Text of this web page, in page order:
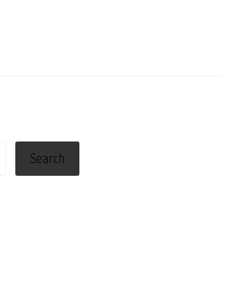
Search